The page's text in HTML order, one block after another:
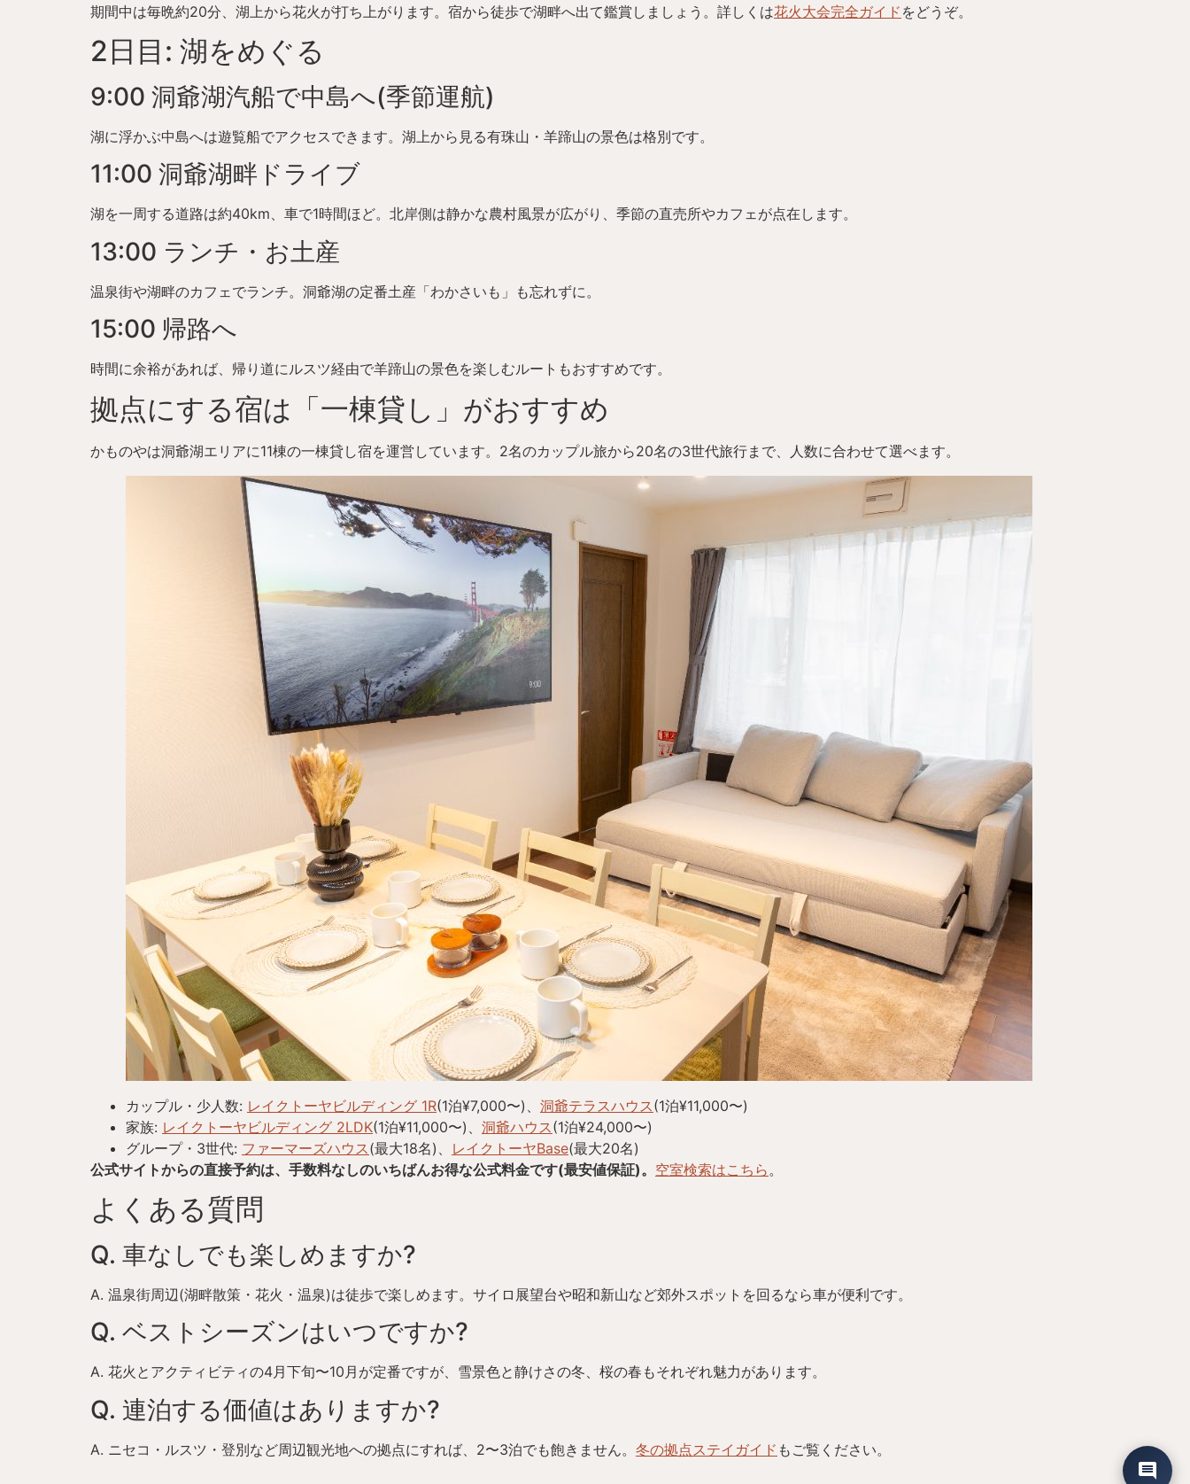
期間中は毎晩約20分、湖上から花火が打ち上がります。宿から徒歩で湖畔へ出て鑑賞しましょう。詳しくは花火大会完全ガイド をどうぞ。
2日目: 湖をめぐる
9:00 洞爺湖汽船で中島へ(季節運航)
湖に浮かぶ中島へは遊覧船でアクセスできます。湖上から見る有珠山・羊蹄山の景色は格別です。
11:00 洞爺湖畔ドライブ
湖を一周する道路は約40km、車で1時間ほど。北岸側は静かな農村風景が広がり、季節の直売所やカフェが点在します。
13:00 ランチ・お土産
温泉街や湖畔のカフェでランチ。洞爺湖の定番土産「わかさいも」も忘れずに。
15:00 帰路へ
時間に余裕があれば、帰り道にルスツ経由で羊蹄山の景色を楽しむルートもおすすめです。
拠点にする宿は「一棟貸し」がおすすめ
かものやは洞爺湖エリアに11棟の一棟貸し宿を運営しています。2名のカップル旅から20名の3世代旅行まで、人数に合わせて選べます。
カップル・少人数: レイクトーヤビルディング 1R(1泊¥7,000〜)、 洞爺テラスハウス (1泊¥11,000〜)
家族: レイクトーヤビルディング 2LDK(1泊¥11,000〜)、 洞爺ハウス (1泊¥24,000〜)
グループ・3世代: ファーマーズハウス (最大18名)、 レイクトーヤBase(最大20名)
公式サイトからの直接予約は、手数料なしのいちばんお得な公式料金です(最安値保証)。 空室検索はこちら 。
よくある質問
Q. 車なしでも楽しめますか?
A. 温泉街周辺(湖畔散策・花火・温泉)は徒歩で楽しめます。サイロ展望台や昭和新山など郊外スポットを回るなら車が便利です。
Q. ベストシーズンはいつですか?
A. 花火とアクティビティの4月下旬〜10月が定番ですが、雪景色と静けさの冬、桜の春もそれぞれ魅力があります。
Q. 連泊する価値はありますか?
A. ニセコ・ルスツ・登別など周辺観光地への拠点にすれば、2〜3泊でも飽きません。 冬の拠点ステイガイド もご覧ください。